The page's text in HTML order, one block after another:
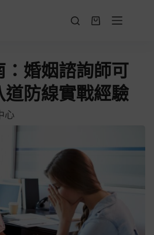
：婚姻諮詢師可
道防線實戰經驗
心